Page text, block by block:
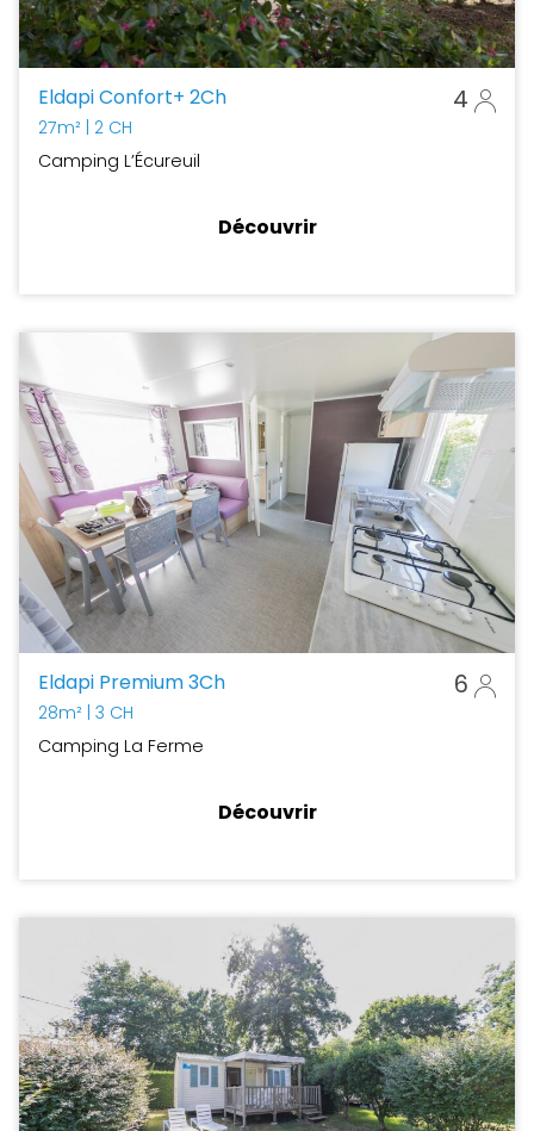
Eldapi Confort+ 2Ch 4
27m²
| 2 CH
Camping L’Écureuil
Découvrir
Eldapi Premium 3Ch 6
28m² | 3 CH
Camping La Ferme
Découvrir